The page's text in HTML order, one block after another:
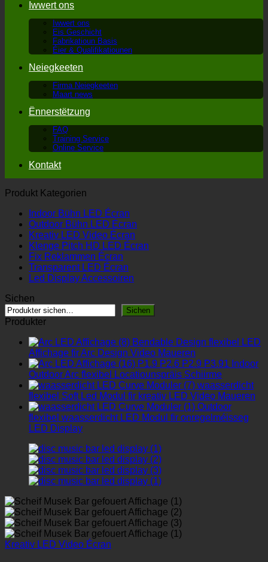
Iwwert ons
Iwwert ons
Eis Geschicht
Fabrikatioun Basis
Éier & Qualifikatiounen
Neiegkeeten
Firma Neiegkeeten
Maart news
Ënnerstëtzung
FAQ
Training Service
Online Service
Kontakt
Produkt Kategorien
Indoor Bühn LED Écran
Outdoor Bühn LED Écran
Kreativ LED Video Écran
Klenge Pitch HD LED Écran
Fix Reklammen Écran
Transparent LED Écran
Led Display Accessoiren
Sichen
Sichen
Produkter
Bendable Design flexibel LED
Affichage fir Arc Design Video Maueren
P1.9 P2.6 P2.9 P3.91 Indoor
Outdoor Arc flexibel Locatiounspräis Schiirme
waasserdicht
flexibel Soft Led Modul fir kreativ LED Video Maueren
Outdoor
flexibel waasserdicht LED Modul fir onregelméisseg
LED Display
Kreativ LED Video Écran